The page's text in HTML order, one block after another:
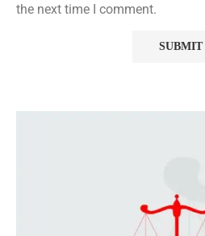
the next time I comment.